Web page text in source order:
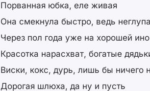
Порванная юбка, еле живая
Она смекнула быстро, ведь
Через пол года уже на хорошей
Красотка нарасхват, богатые
Виски, кокс, дурь, лишь бы ничего
Дорогая шлюха, да ну и пусть